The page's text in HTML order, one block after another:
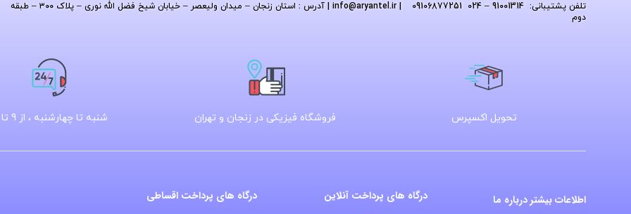
تلفن پشتیبانی: 91001314 – 024 09106877251 | info
@aryantel.ir
| آدرس : استان زنجان – میدان ولیعصر – خیابان شیخ فضل الله نوری – پلاک ۳۰۰ – طبقه
دوم
تحویل اکسپرس فروشگاه فیزیکی در زنجان و تهران شنبه تا چهارشنبه ، از 9 تا 16
اطلاعات بیشتر درباره ما
درگاه های پرداخت آنلاین درگاه های پرداخت اقساطی